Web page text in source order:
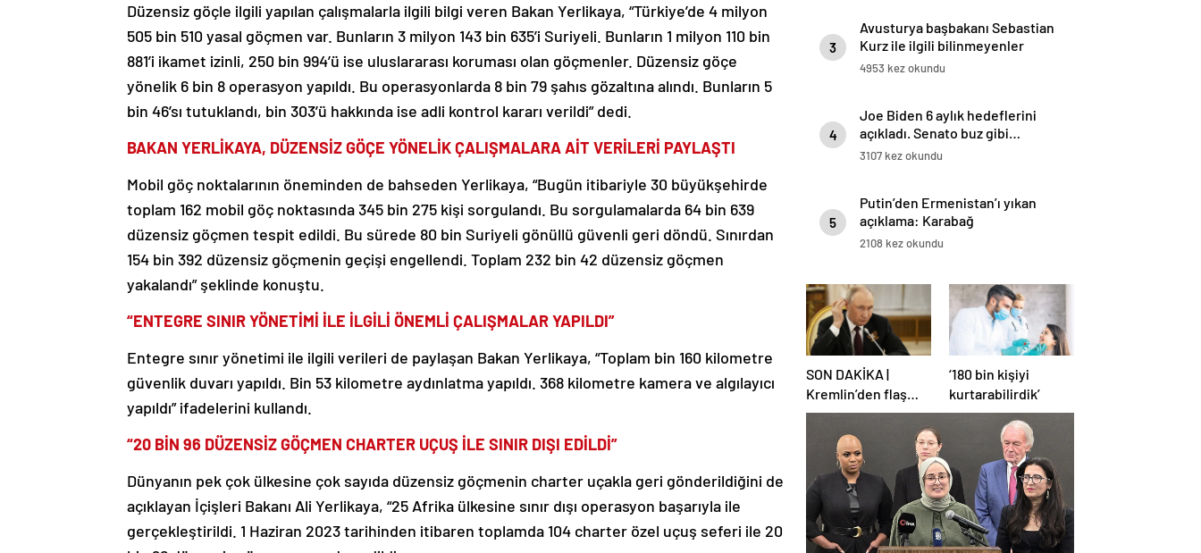
Düzensiz göçle ilgili yapılan çalışmalarla ilgili bilgi veren Bakan Yerlikaya, “Türkiye’de 4 milyon
505 bin 510 yasal göçmen var. Bunların 3 milyon 143 bin 635’i Suriyeli. Bunların 1 milyon 110 bin
881’i ikamet izinli, 250 bin 994’ü ise uluslararası koruması olan göçmenler. Düzensiz göçe
yönelik 6 bin 8 operasyon yapıldı. Bu operasyonlarda 8 bin 79 şahıs gözaltına alındı. Bunların 5
bin 46’sı tutuklandı, bin 303’ü hakkında ise adli kontrol kararı verildi” dedi.
BAKAN YERLİKAYA, DÜZENSİZ GÖÇE YÖNELİK ÇALIŞMALARA AİT VERİLERİ PAYLAŞTI
Mobil göç noktalarının öneminden de bahseden Yerlikaya, “Bugün itibariyle 30 büyükşehirde
toplam 162 mobil göç noktasında 345 bin 275 kişi sorgulandı. Bu sorgulamalarda 64 bin 639
düzensiz göçmen tespit edildi. Bu sürede 80 bin Suriyeli gönüllü güvenli geri döndü. Sınırdan
154 bin 392 düzensiz göçmenin geçişi engellendi. Toplam 232 bin 42 düzensiz göçmen
yakalandı” şeklinde konuştu.
“ENTEGRE SINIR YÖNETİMİ İLE İLGİLİ ÖNEMLİ ÇALIŞMALAR YAPILDI”
Entegre sınır yönetimi ile ilgili verileri de paylaşan Bakan Yerlikaya, “Toplam bin 160 kilometre
güvenlik duvarı yapıldı. Bin 53 kilometre aydınlatma yapıldı. 368 kilometre kamera ve algılayıcı
yapıldı” ifadelerini kullandı.
“20 BİN 96 DÜZENSİZ GÖÇMEN CHARTER UÇUŞ İLE SINIR DIŞI EDİLDİ”
Dünyanın pek çok ülkesine çok sayıda düzensiz göçmenin charter uçakla geri gönderildiğini de
açıklayan İçişleri Bakanı Ali Yerlikaya, “25 Afrika ülkesine sınır dışı operasyon başarıyla ile
gerçekleştirildi. 1 Haziran 2023 tarihinden itibaren toplamda 104 charter özel uçuş seferi ile 20
3
Avusturya başbakanı Sebastian
Kurz ile ilgili bilinmeyenler
4953 kez okundu
4
Joe Biden 6 aylık hedeflerini
açıkladı. Senato buz gibi…
3107 kez okundu
5
Putin’den Ermenistan’ı yıkan
açıklama: Karabağ
Azerbaycan’ın ayrılmaz bir
2108 kez okundu
SON DAKİKA |
Kremlin’den flaş
Türkiye açıklaması!
‘180 bin kişiyi
kurtarabilirdik’